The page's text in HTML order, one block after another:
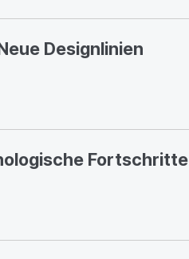
Designlinien
Fortschritte